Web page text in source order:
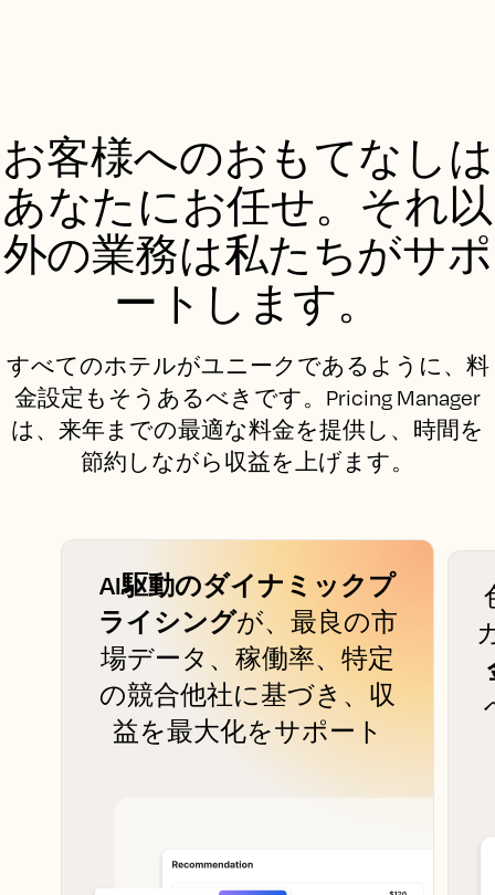
お客様へのおもてなしは
あなたにお任せ。それ以
外の業務は私たちがサポ
ートします。
すべてのホテルがユニークであるように、料
金設定もそうあるべきです。Pricing Manager
は、来年までの最適な料金を提供し、時間を
節約しながら収益を上げます。
AI駆動のダイナミックプ
ライシングが、最良の市
場データ、稼働率、特定
の競合他社に基づき、収
益を最大化をサポート